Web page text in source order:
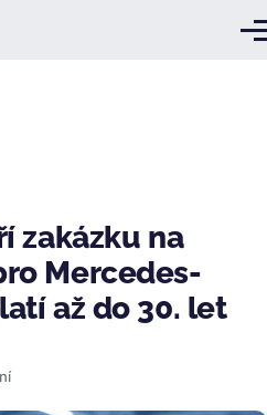
zakázku na
Mercedes-
až do 30. let